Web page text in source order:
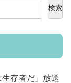
検索
存者だ」放送